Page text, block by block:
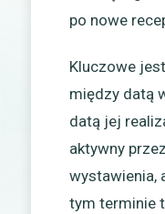
po nowe
Kluczowe
między datą
datą jej
aktywny
wystawienia,
tym terminie